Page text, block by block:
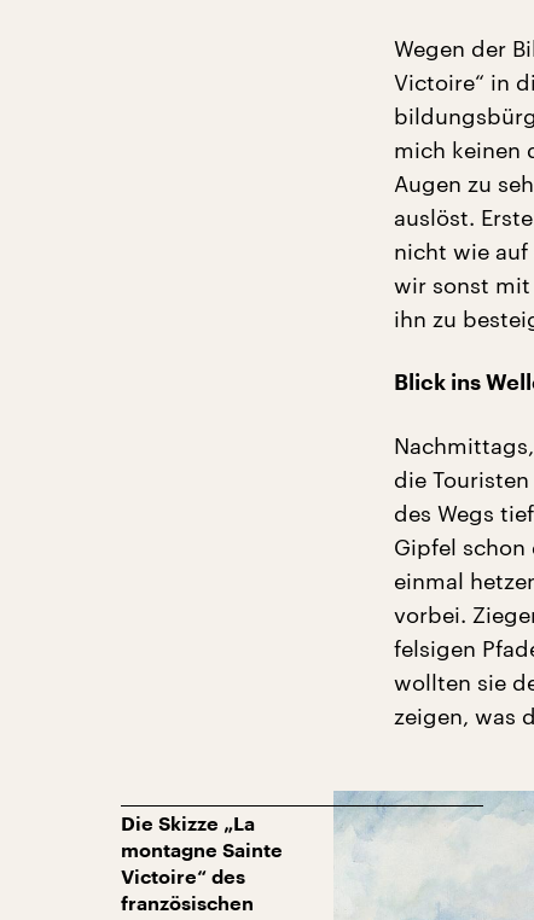
Wegen der
Victoire“ in
mich keinen
Augen zu
auslöst.
nicht wie auf
wir sonst mit
ihn zu
Blick ins
die
des Wegs
Gipfel schon
einmal
vorbei.
felsigen
wollten sie
zeigen, was
Die Skizze „La
montagne Sainte
Victoire“ des
französischen